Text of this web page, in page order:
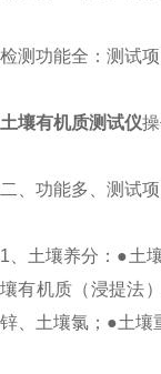
检测功能全：测试
土壤有机质测试仪
二、功能多、测试项
1、土壤养分：●土
壤有机质（浸提法
锌、土壤氯；●土壤